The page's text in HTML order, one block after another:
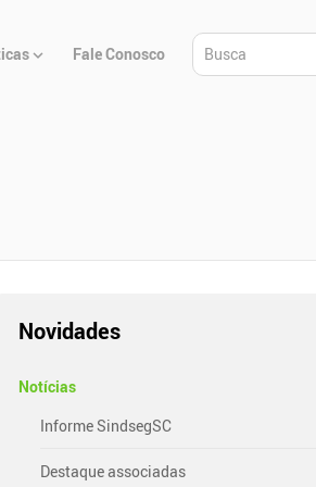
Fale Conosco
Novidades
Notícias
Informe SindsegSC
Destaque associadas